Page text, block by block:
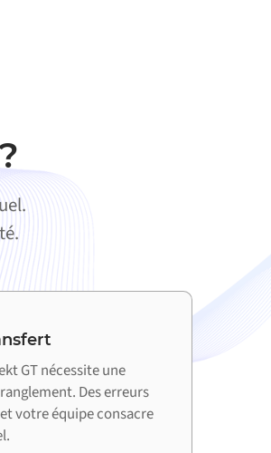
GT nécessite une
Des erreurs
votre équipe consacre